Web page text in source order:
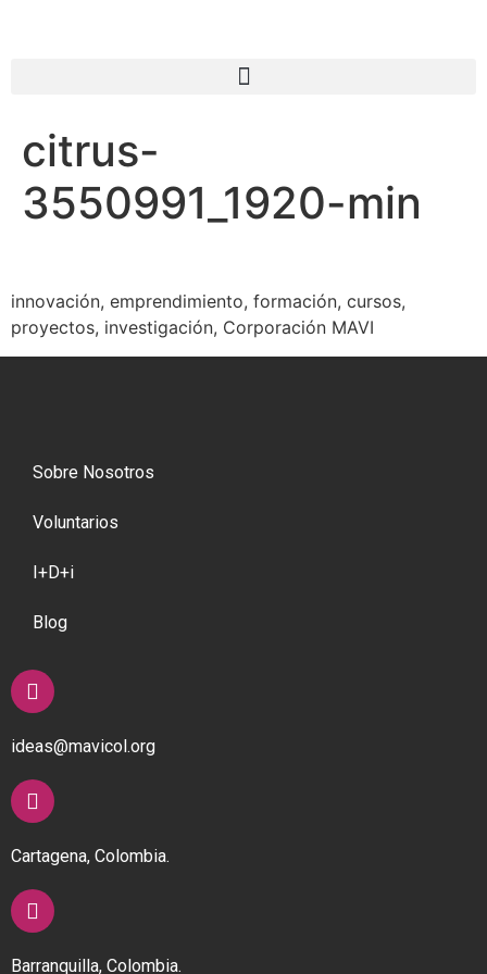
citrus-
3550991_1920-min
innovación, emprendimiento, formación, cursos,
proyectos, investigación, Corporación MAVI
Sobre Nosotros
Voluntarios
I+D+i
Blog
ideas@mavicol.org
Cartagena, Colombia.
Barranquilla, Colombia.